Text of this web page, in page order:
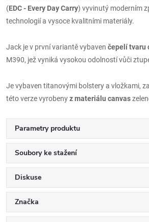
(EDC - Every Day Carry) vyvinutý moderním
technologií a vysoce kvalitními materiály.
Jack je v první variantě vybaven čepelí tvaru
M390, jež vyniká vysokou odolností vůči
Je vybaven titanovými bolstery a vložkami,
této verze vyrobenyz materiálu canvas
Parametry produktu
Soubory ke stažení
Diskuse
Značka